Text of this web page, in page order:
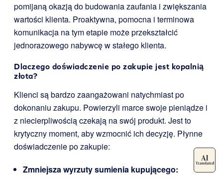
pomijaną okazją do budowania zaufania i zwiększania
wartości klienta. Proaktywna, pomocna i terminowa
komunikacja na tym etapie może przekształcić
jednorazowego nabywcę w stałego klienta.
Dlaczego doświadczenie po zakupie jest kopalnią
złota?
Klienci są bardzo zaangażowani natychmiast po
dokonaniu zakupu. Powierzyli marce swoje pieniądze i
z niecierpliwością czekają na swój produkt. Jest to
krytyczny moment, aby wzmocnić ich decyzję. Płynne
doświadczenie po zakupie:
Zmniejsza wyrzuty sumienia kupującego: